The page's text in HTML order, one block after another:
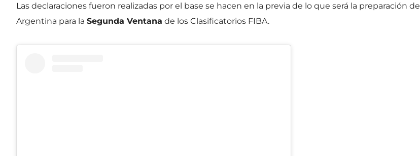
Las declaraciones fueron realizadas por el base se hacen en la previa de lo que será la preparación de
Argentina para la Segunda Ventana de los Clasificatorios FIBA.